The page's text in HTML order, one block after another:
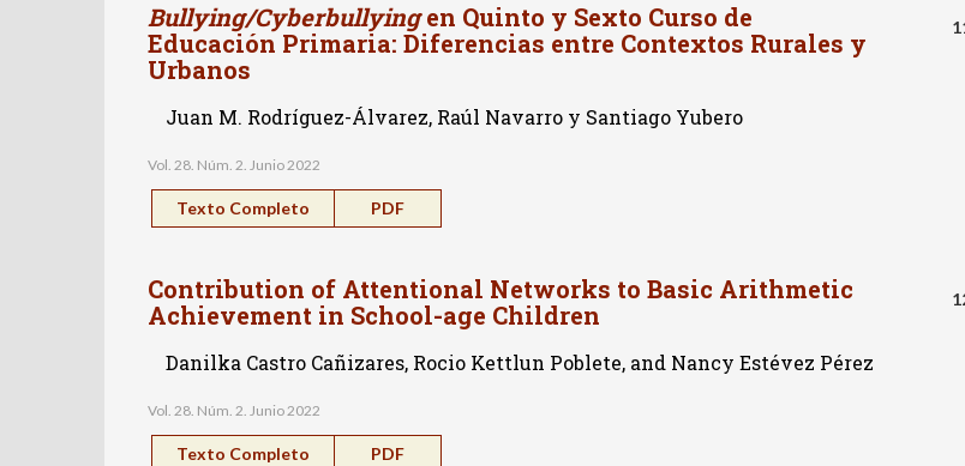
Bullying/Cyberbullyingen Quinto y Sexto Curso de
Educación Primaria: Diferencias entre Contextos Rurales y
Urbanos
Juan M. Rodríguez-Álvarez, Raúl Navarro y Santiago Yubero
Vol. 28. Núm. 2. Junio 2022
Texto Completo PDF
Contribution of Attentional Networks to Basic Arithmetic
Achievement in School-age Children
Danilka Castro Cañizares, Rocio Kettlun Poblete, and Nancy Estévez Pérez
Vol. 28. Núm. 2. Junio 2022
Texto Completo PDF